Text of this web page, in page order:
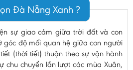
Đà Nẵng Xanh ?
sự giao cảm giữa trời đất và con
góc độ mối quan hệ giữa con người
(thời tiết) thuận theo sự vận hành
chu chuyển lần lượt các mùa Xuân,